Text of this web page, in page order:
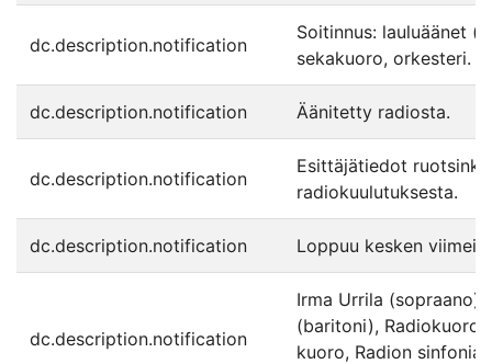
dc.description.notification
Soitinnus: lauluäänet
sekakuoro, orkesteri.
dc.description.notification Äänitetty radiosta.
dc.description.notification
Esittäjätiedot
radiokuulutuksesta.
dc.description.notification Loppuu kesken
dc.description.notification
Irma Urrila
(baritoni), Radiokuoro,
kuoro, Radion